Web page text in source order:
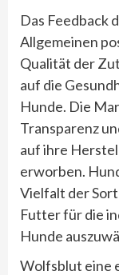
Das Feedback
Allgemeinen
Qualität der
auf die
Hunde. Die
Transparenz
auf ihre
erworben.
Vielfalt der
Futter für die
Hunde
Wolfsblut eine